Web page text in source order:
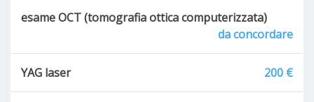
esame OCT (tomografia ottica computerizzata)
da concordare
YAG laser 200 €